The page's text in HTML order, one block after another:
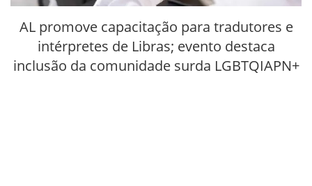
AL promove capacitação para tradutores e
intérpretes de Libras; evento destaca
inclusão da comunidade surda LGBTQIAPN+